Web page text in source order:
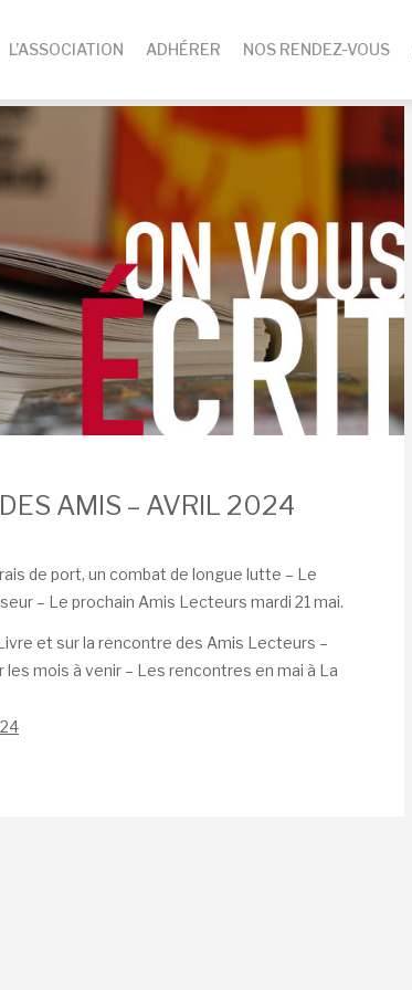
L’ASSOCIATION ADHÉRER NOS RENDEZ-VOUS
AMIS – AVRIL 2024
de port, un combat de longue lutte – Le
– Le prochain Amis Lecteurs mardi 21 mai.
et sur la rencontre des Amis Lecteurs –
les mois à venir – Les rencontres en mai à La